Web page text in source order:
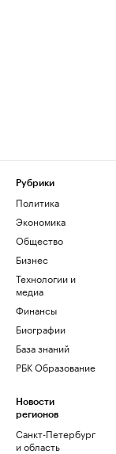
Рубрики
Политика
Экономика
Общество
Бизнес
Технологии и
медиа
Финансы
Биографии
База знаний
РБК Образование
Новости
регионов
Санкт-Петербург
и область